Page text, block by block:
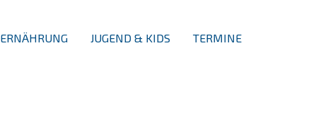
ERNÄHRUNG JUGEND & KIDS TERMINE